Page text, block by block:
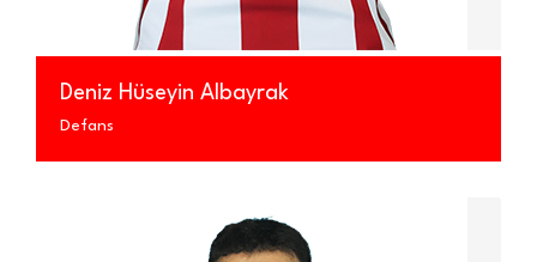
Deniz Hüseyin Albayrak
Defans